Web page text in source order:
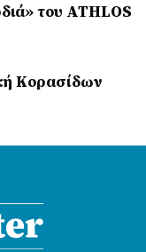
του ATHLOS
Κορασίδων